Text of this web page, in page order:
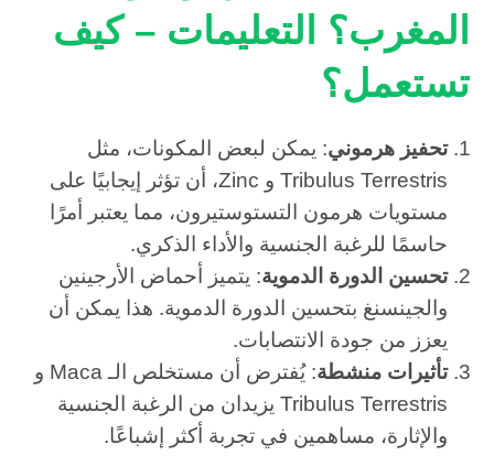
المغرب؟ التعليمات – كيف
تستعمل؟
تحفيز هرموني: يمكن لبعض المكونات، مثل
Tribulus Terrestris و Zinc، أن تؤثر إيجابيًا على
مستويات هرمون التستوستيرون، مما يعتبر أمرًا
حاسمًا للرغبة الجنسية والأداء الذكري.
تحسين الدورة الدموية: يتميز أحماض الأرجينين
والجينسنغ بتحسين الدورة الدموية. هذا يمكن أن
يعزز من جودة الانتصابات.
تأثيرات منشطة
: يُفترض أن مستخلص الـ Maca و
Tribulus Terrestris يزيدان من الرغبة الجنسية
والإثارة، مساهمين في تجربة أكثر إشباعًا.